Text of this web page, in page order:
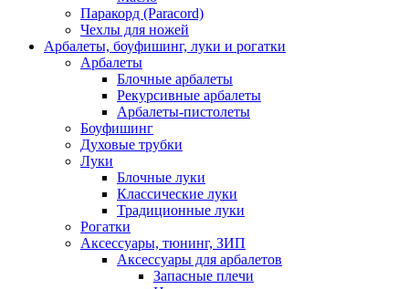
Паракорд (Paracord)
Чехлы для ножей
Арбалеты, боуфишинг, луки и рогатки
Арбалеты
Блочные арбалеты
Рекурсивные арбалеты
Арбалеты-пистолеты
Боуфишинг
Духовые трубки
Луки
Блочные луки
Классические луки
Традиционные луки
Рогатки
Аксессуары, тюнинг, ЗИП
Аксессуары для арбалетов
Запасные плечи